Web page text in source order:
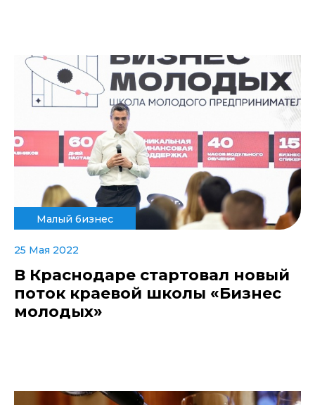
Малый бизнес
25 Мая 2022
В Краснодаре стартовал новый
поток краевой школы «Бизнес
молодых»